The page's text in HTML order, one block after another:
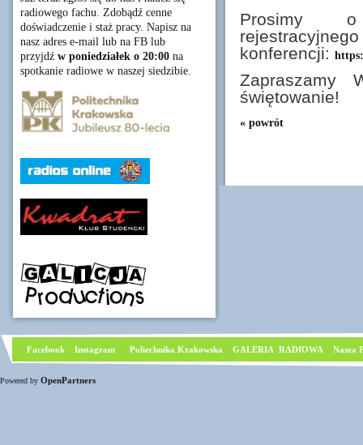
radiowego fachu. Zdobądź cenne
doświadczenie i staż pracy. Napisz na
nasz adres e-mail lub na FB lub
przyjdź w poniedziałek o 20:00 na
spotkanie radiowe w naszej siedzibie.
Prosimy o
konferencji:
Zapraszamy
świętowanie!
« powrót
Facebook Instagram Poliechnika Krakowska GALERIA RADIOWA Nasza
Powered by OpenPartners